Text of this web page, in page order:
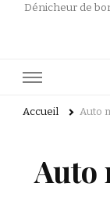
Dénicheur de
Accueil Auto
Auto